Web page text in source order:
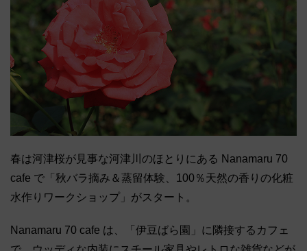
春は河津桜が見事な河津川のほとりにある Nanamaru 70
cafe で「秋バラ摘み＆蒸留体験、100％天然の香りの化粧
水作りワークショップ」がスタート。
Nanamaru 70 cafe は、「伊豆ばら園」に隣接するカフェ